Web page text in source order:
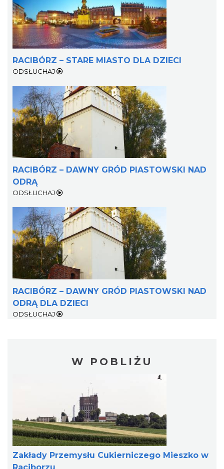
RACIBÓRZ – STARE MIASTO DLA DZIECI
ODSŁUCHAJ
RACIBÓRZ – DAWNY GRÓD PIASTOWSKI NAD
ODRĄ
ODSŁUCHAJ
RACIBÓRZ – DAWNY GRÓD PIASTOWSKI NAD
ODRĄ DLA DZIECI
ODSŁUCHAJ
W POBLIŻU
Zakłady Przemysłu Cukierniczego Mieszko w
Raciborzu